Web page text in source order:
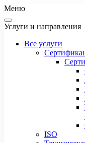
Меню
Услуги и направления
Все услуги
ISO